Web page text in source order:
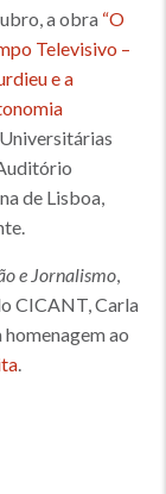
a obra “O
Televisivo –
e a
de Lisboa,
e Jornalismo,
CICANT, Carla
ao
.